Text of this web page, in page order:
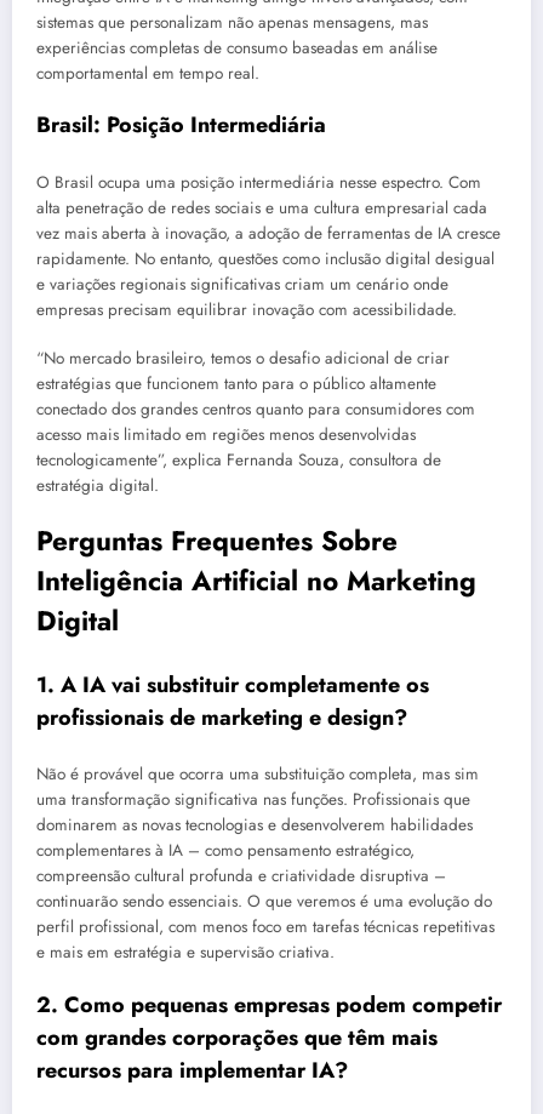
sistemas que personalizam não apenas mensagens, mas
experiências completas de consumo baseadas em análise
comportamental em tempo real.
Brasil: Posição Intermediária
O Brasil ocupa uma posição intermediária nesse espectro. Com
alta penetração de redes sociais e uma cultura empresarial cada
vez mais aberta à inovação, a adoção de ferramentas de IA cresce
rapidamente. No entanto, questões como inclusão digital desigual
e variações regionais significativas criam um cenário onde
empresas precisam equilibrar inovação com acessibilidade.
“No mercado brasileiro, temos o desafio adicional de criar
estratégias que funcionem tanto para o público altamente
conectado dos grandes centros quanto para consumidores com
acesso mais limitado em regiões menos desenvolvidas
tecnologicamente”, explica Fernanda Souza, consultora de
estratégia digital.
Perguntas Frequentes Sobre
Inteligência Artificial no Marketing
Digital
1. A IA vai substituir completamente os
profissionais de marketing e design?
Não é provável que ocorra uma substituição completa, mas sim
uma transformação significativa nas funções. Profissionais que
dominarem as novas tecnologias e desenvolverem habilidades
complementares à IA – como pensamento estratégico,
compreensão cultural profunda e criatividade disruptiva –
continuarão sendo essenciais. O que veremos é uma evolução do
perfil profissional, com menos foco em tarefas técnicas repetitivas
e mais em estratégia e supervisão criativa.
2. Como pequenas empresas podem competir
com grandes corporações que têm mais
recursos para implementar IA?